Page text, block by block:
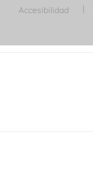
Accesibilidad